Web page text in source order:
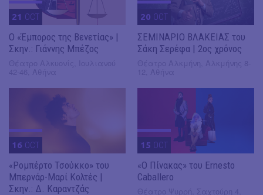
21 OCT
Ο «Έμπορος της Βενετίας» |
Σκην.: Γιάννης Μπέζος
20 OCT
ΣΕΜΙΝΑΡΙΟ ΒΛΑΚΕΙΑΣ του
Σάκη Σερέφα | 2ος χρόνος
16 OCT
«Ρομπέρτο Τσούκκο» του
Μπερνάρ-Μαρί Κολτές |
Σκην.: Δ. Καραντζάς
15 OCT
«Ο Πίνακας» του Ernesto
Caballero